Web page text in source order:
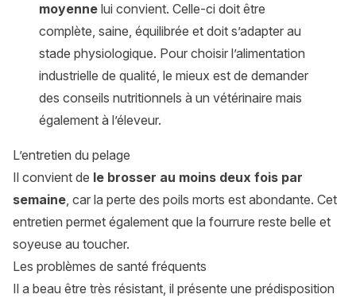
moyenne lui convient. Celle-ci doit être
complète, saine, équilibrée et doit s’adapter au
stade physiologique. Pour choisir l’alimentation
industrielle de qualité, le mieux est de demander
des conseils nutritionnels à un vétérinaire mais
également à l’éleveur.
L’entretien du pelage
Il convient de le brosser au moins deux fois par
semaine, car la perte des poils morts est abondante. Cet
entretien permet également que la fourrure reste belle et
soyeuse au toucher.
Les problèmes de santé fréquents
Il a beau être très résistant, il présente une prédisposition